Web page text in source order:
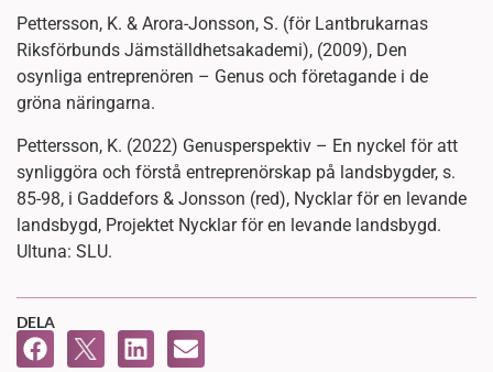
Pettersson, K. & Arora-Jonsson, S. (för Lantbrukarnas
Riksförbunds Jämställdhetsakademi), (2009), Den
osynliga entreprenören – Genus och företagande i de
gröna näringarna.
Pettersson, K. (2022) Genusperspektiv – En nyckel för att
synliggöra och förstå entreprenörskap på landsbygder, s.
85-98, i Gaddefors & Jonsson (red), Nycklar för en levande
landsbygd, Projektet Nycklar för en levande landsbygd.
Ultuna: SLU.
DELA